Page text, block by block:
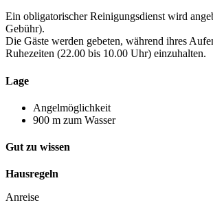
Ein obligatorischer Reinigungsdienst wird
Gebühr).
Die Gäste werden gebeten, während ihres
Ruhezeiten (22.00 bis 10.00 Uhr) einzuhalten.
Lage
Angelmöglichkeit
900 m zum Wasser
Gut zu wissen
Hausregeln
Anreise